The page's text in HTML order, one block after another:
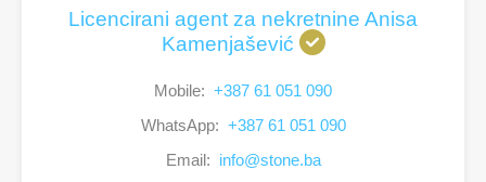
Licencirani agent za nekretnine Anisa
Kamenjašević
Mobile: +387 61 051 090
WhatsApp: +387 61 051 090
Email: info@stone.ba